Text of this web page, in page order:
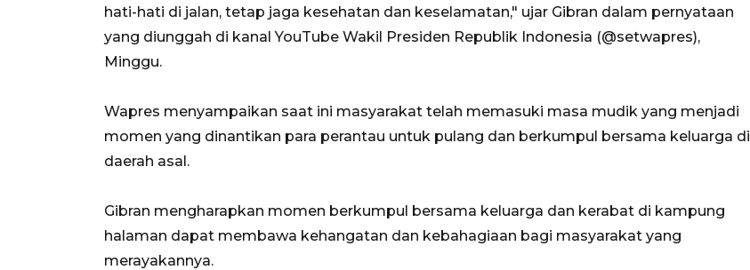
hati-hati di jalan, tetap jaga kesehatan dan keselamatan," ujar Gibran dalam pernyataan
yang diunggah di kanal YouTube Wakil Presiden Republik Indonesia (@setwapres),
Minggu.
Wapres menyampaikan saat ini masyarakat telah memasuki masa mudik yang menjadi
momen yang dinantikan para perantau untuk pulang dan berkumpul bersama keluarga di
daerah asal.
Gibran mengharapkan momen berkumpul bersama keluarga dan kerabat di kampung
halaman dapat membawa kehangatan dan kebahagiaan bagi masyarakat yang
merayakannya.